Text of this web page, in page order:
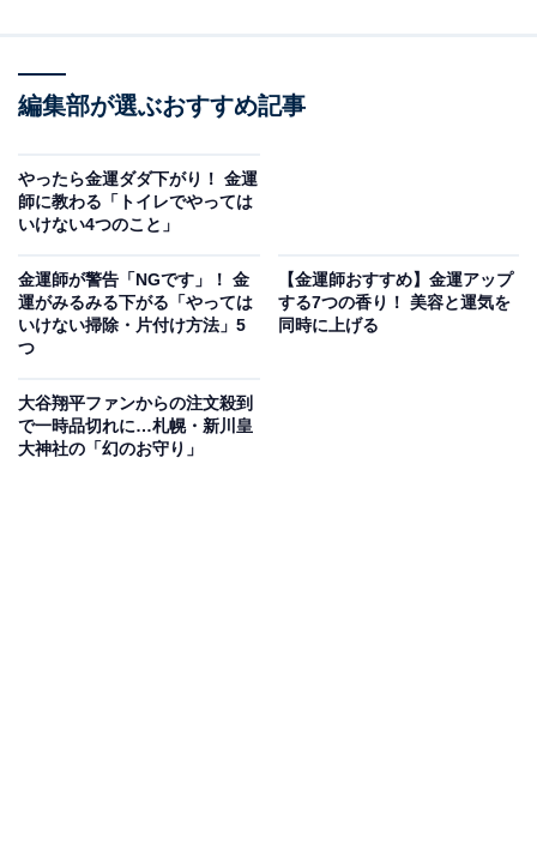
しょう。傘立ての傘やとがった観葉植物は「氣」を乱す
のでNG。玄関から撤去してください。
暗い玄関も金運の敵。電球が切れている場合は新しいも
のに交換し、暖かみのある明るい照明を選びましょう。
編集部が選ぶおすすめ記事
やったら金運ダダ下がり！ 金運
師に教わる「トイレでやっては
いけない4つのこと」
金運師が警告「NGです」！ 金
運がみるみる下がる「やっては
いけない掃除・片付け方法」5
つ
【金運師おすすめ】金運アップ
する7つの香り！ 美容と運気を
同時に上げる
大谷翔平ファンからの注文殺到
で一時品切れに…札幌・新川皇
大神社の「幻のお守り」